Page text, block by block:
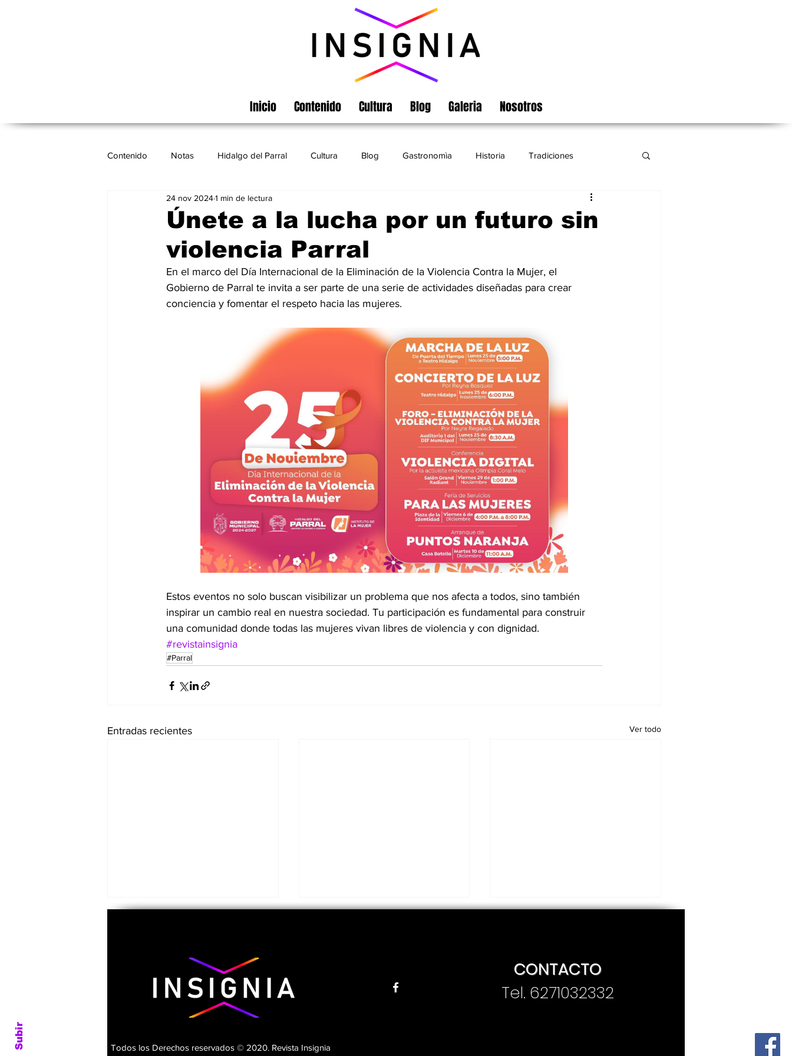
Inicio Contenido Cultura Blog Galeria Nosotros
Contenido Notas Hidalgo del Parral Cultura Blog Gastronomìa Historia Tradiciones
Cinematografía México Turismo
Únete a la lucha por un futuro sin
violencia Parral
24 nov 20241 min de lectura
En el marco del Día Internacional de la Eliminación de la Violencia Contra la Mujer, el
Gobierno de Parral te invita a ser parte de una serie de actividades diseñadas para crear
conciencia y fomentar el respeto hacia las mujeres.
Estos eventos no solo buscan visibilizar un problema que nos afecta a todos, sino también
inspirar un cambio real en nuestra sociedad. Tu participación es fundamental para construir
una comunidad donde todas las mujeres vivan libres de violencia y con dignidad.
#revistainsignia
#Parral
Entradas recientes Ver todo
Emeterio Pantaleón, el
Matamoros
Subir Todos los Derechos reservados © 2020. Revista Insignia
CONTACTO
Tel. 6271032332